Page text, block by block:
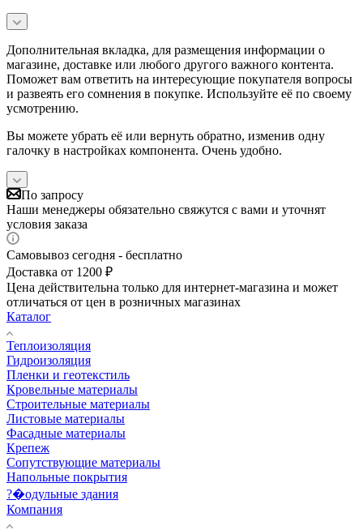
Дополнительная вкладка, для размещения информации о
магазине, доставке или любого другого важного контента.
Поможет вам ответить на интересующие покупателя вопросы
и развеять его сомнения в покупке. Используйте её по своему
усмотрению.
Вы можете убрать её или вернуть обратно, изменив одну
галочку в настройках компонента. Очень удобно.
По запросу
Наши менеджеры обязательно свяжутся с вами и уточнят
условия заказа
Самовывоз сегодня - бесплатно
Доставка от 1200 ₽
Цена действительна только для интернет-магазина и может
отличаться от цен в розничных магазинах
Каталог
Теплоизоляция
Гидроизоляция
Пленки и геотекстиль
Кровельные материалы
Строительные материалы
Листовые материалы
Фасадные материалы
Крепеж
Сопутствующие материалы
Напольные покрытия
?�одульные здания
Компания